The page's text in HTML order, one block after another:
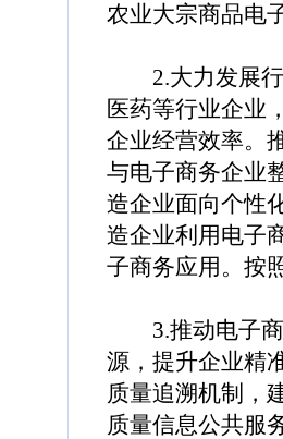
农业大宗商品电
2.大力发展行
医药等行业企业
企业经营效率。
与电子商务企业
造企业面向个性
造企业利用电子
子商务应用。按
3.推动电子商
源，提升企业精
质量追溯机制，
质量信息公共服